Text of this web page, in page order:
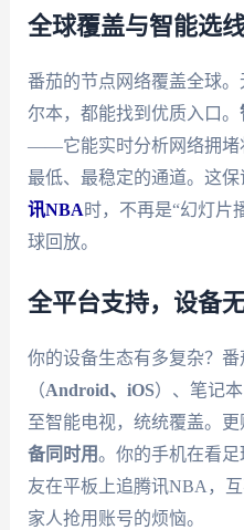
全球覆盖与智能选
番茄的节点网络覆盖全球
尔本，都能找到优质入口。
——它能实时分析网络拥堵
最低、最稳定的通道。这
讯NBA时，不再是“幻灯片
球回放。
全平台支持，设备
你的设备生态有多复杂？
（Android、iOS）、笔记
至智能电视，统统覆盖。更
备同时用。你的手机在看
友在平板上追腾讯NBA，
家人抢用账号的烦恼。